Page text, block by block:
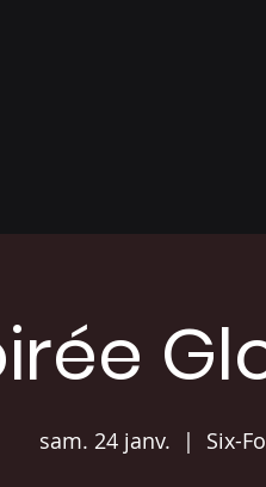
sam. 24 janv.
  |
Six-